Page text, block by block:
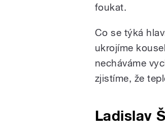
foukat.
Co se týká
ukrojíme
necháváme
zjistíme, že
Ladislav